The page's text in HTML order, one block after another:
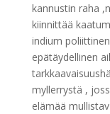
kannustin raha
kiinnittää
indium
epätäydellinen
myllerrystä ,
elämää